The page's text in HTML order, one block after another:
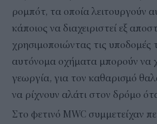
ρομπότ, τα οποία λειτουργούν
κάποιος να διαχειριστεί εξ
χρησιμοποιώντας τις
αυτόνομα οχήματα μπορούν να
γεωργία, για τον καθαρισμό
να ρίχνουν αλάτι στον δρόμο
Στο φετινό MWC συμμετείχαν